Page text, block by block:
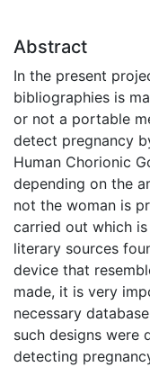
Abstract
In the present
bibliographies is
or not a portable
detect pregnancy
Human Chorionic
depending on the
not the woman is
carried out which
literary sources
device that
made, it is very
necessary
such designs were
detecting